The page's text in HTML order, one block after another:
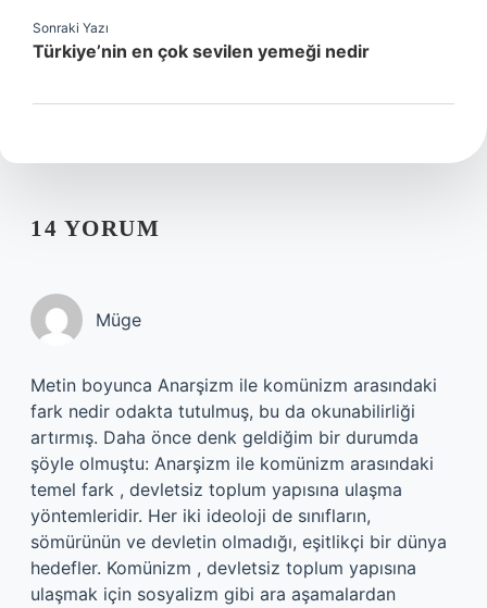
Sonraki Yazı
Türkiye’nin en çok sevilen yemeği nedir
14 YORUM
Müge
Metin boyunca Anarşizm ile komünizm arasındaki
fark nedir odakta tutulmuş, bu da okunabilirliği
artırmış. Daha önce denk geldiğim bir durumda
şöyle olmuştu: Anarşizm ile komünizm arasındaki
temel fark , devletsiz toplum yapısına ulaşma
yöntemleridir. Her iki ideoloji de sınıfların,
sömürünün ve devletin olmadığı, eşitlikçi bir dünya
hedefler. Komünizm , devletsiz toplum yapısına
ulaşmak için sosyalizm gibi ara aşamalardan